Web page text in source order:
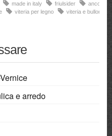
made in italy friulsider
ancoranti
viteria per legno
viteria e bulloneria
e arredo